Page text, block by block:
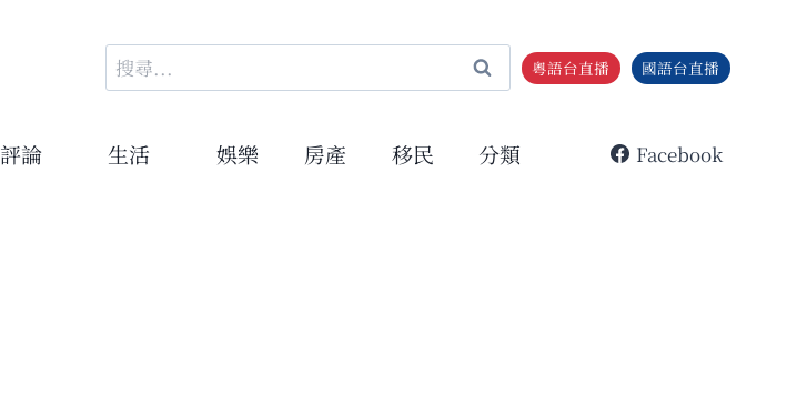
搜
尋
鍵
粵語台直播 國語台直播
評論 生活 娛樂 房產 移民 分類 Facebook